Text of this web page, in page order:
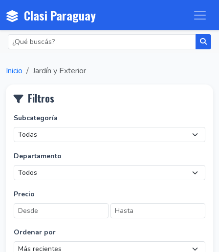
Clasi Paraguay
Inicio Jardín y Exterior
Filtros
Subcategoría
Departamento
Precio
Ordenar por